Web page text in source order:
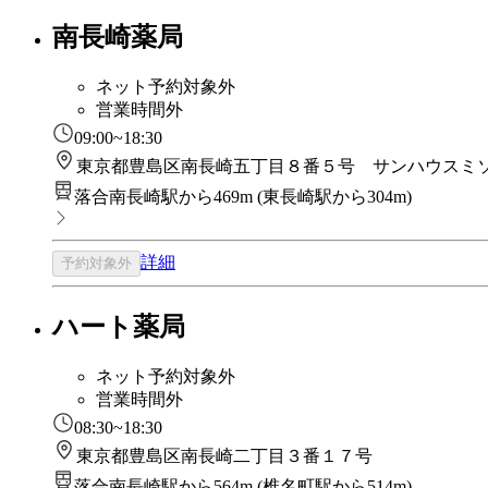
南長崎薬局
ネット予約対象外
営業時間外
09:00~18:30
東京都豊島区南長崎五丁目８番５号 サンハウスミ
落合南長崎駅から469m (東長崎駅から304m)
予約対象外 詳細
ハート薬局
ネット予約対象外
営業時間外
08:30~18:30
東京都豊島区南長崎二丁目３番１７号